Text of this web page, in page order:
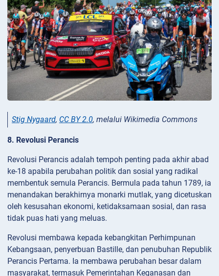
Stig Nygaard, CC BY 2.0, melalui Wikimedia Commons
8. Revolusi Perancis
Revolusi Perancis adalah tempoh penting pada akhir abad
ke-18 apabila perubahan politik dan sosial yang radikal
membentuk semula Perancis. Bermula pada tahun 1789, ia
menandakan berakhirnya monarki mutlak, yang dicetuskan
oleh kesusahan ekonomi, ketidaksamaan sosial, dan rasa
tidak puas hati yang meluas.
Revolusi membawa kepada kebangkitan Perhimpunan
Kebangsaan, penyerbuan Bastille, dan penubuhan Republik
Perancis Pertama. Ia membawa perubahan besar dalam
masyarakat, termasuk Pemerintahan Keganasan dan